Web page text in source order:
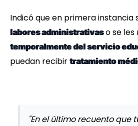
Indicó que en primera instancia
labores administrativaso se les
temporalmente del servicio
puedan recibir tratamiento
"En el último recuento que